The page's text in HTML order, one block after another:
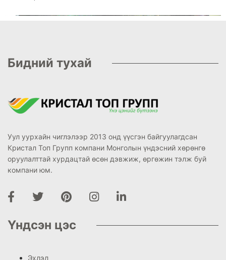
Бидний тухай
Уул уурхайн чиглэлээр 2013 онд үүсгэн байгуулагдсан
Кристал Топ Групп компани Монголын үндэсний хөрөнгө
оруулалттай хурдацтай өсөн дэвжиж, өргөжин тэлж буй
компани юм.
Үндсэн цэс
Эхлэл